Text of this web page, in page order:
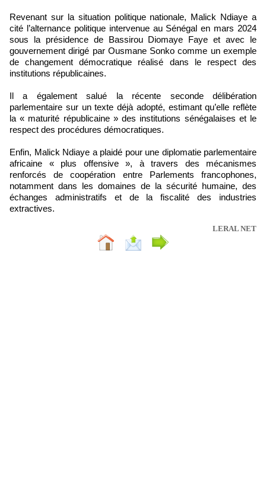
Revenant sur la situation politique nationale, Malick Ndiaye a
cité l’alternance politique intervenue au Sénégal en mars 2024
sous la présidence de Bassirou Diomaye Faye et avec le
gouvernement dirigé par Ousmane Sonko comme un exemple
de changement démocratique réalisé dans le respect des
institutions républicaines.
Il a également salué la récente seconde délibération
parlementaire sur un texte déjà adopté, estimant qu’elle reflète
la « maturité républicaine » des institutions sénégalaises et le
respect des procédures démocratiques.
Enfin, Malick Ndiaye a plaidé pour une diplomatie parlementaire
africaine « plus offensive », à travers des mécanismes
renforcés de coopération entre Parlements francophones,
notamment dans les domaines de la sécurité humaine, des
échanges administratifs et de la fiscalité des industries
extractives.
LERAL NET